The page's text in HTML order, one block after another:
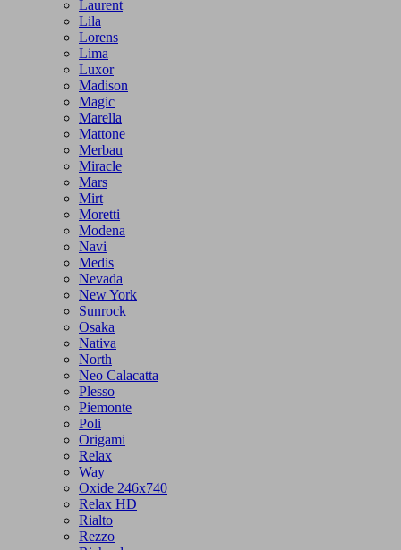
Laurent
Lila
Lorens
Lima
Luxor
Madison
Magic
Marella
Mattone
Merbau
Miracle
Mars
Mirt
Moretti
Modena
Navi
Medis
Nevada
New York
Sunrock
Osaka
Nativa
North
Neo Calacatta
Plesso
Piemonte
Poli
Origami
Relax
Way
Oxide 246x740
Relax HD
Rialto
Rezzo